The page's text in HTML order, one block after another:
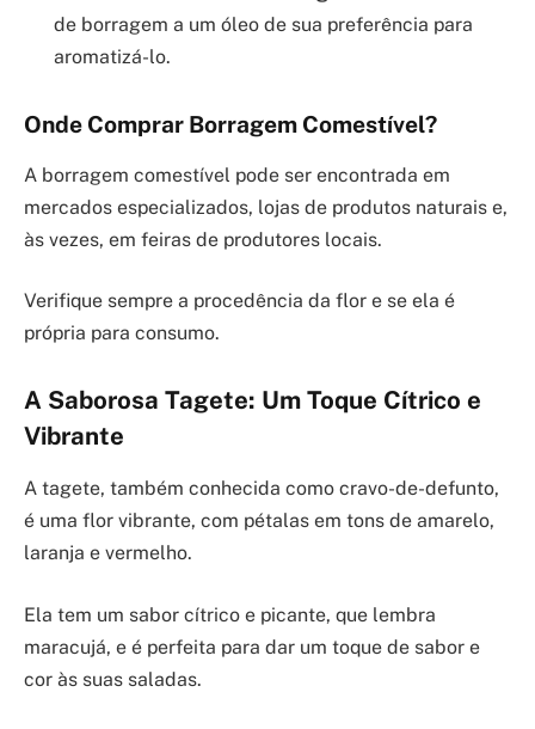
de borragem a um óleo de sua preferência para
aromatizá-lo.
Onde Comprar Borragem Comestível?
A borragem comestível pode ser encontrada em
mercados especializados, lojas de produtos naturais e,
às vezes, em feiras de produtores locais.
Verifique sempre a procedência da flor e se ela é
própria para consumo.
A Saborosa Tagete: Um Toque Cítrico e
Vibrante
A tagete, também conhecida como cravo-de-defunto,
é uma flor vibrante, com pétalas em tons de amarelo,
laranja e vermelho.
Ela tem um sabor cítrico e picante, que lembra
maracujá, e é perfeita para dar um toque de sabor e
cor às suas saladas.